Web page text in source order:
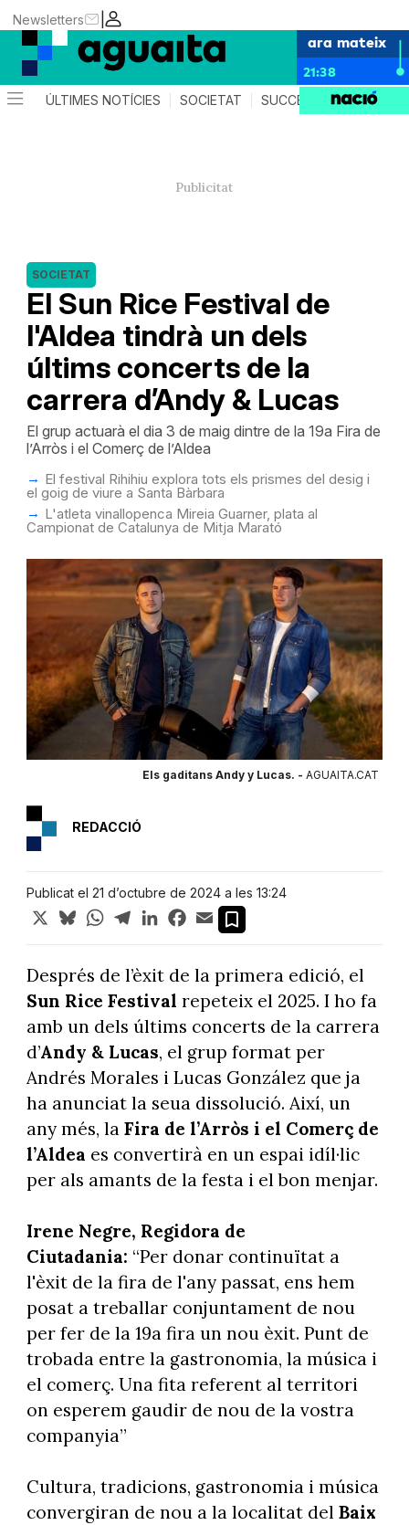
|
Newsletters
ara mateix
21:38
ÚLTIMES NOTÍCIES SOCIETAT SUCCESSOS AGENDA
El Sun Rice Festival de
l'Aldea tindrà un dels
últims concerts de la
carrera d’Andy & Lucas
SOCIETAT
El grup actuarà el dia 3 de maig dintre de la 19a Fira de
l’Arròs i el Comerç de l’Aldea
El festival Rihihiu explora tots els prismes del desig i
el goig de viure a Santa Bàrbara
L'atleta vinallopenca Mireia Guarner, plata al
Campionat de Catalunya de Mitja Marató
Els gaditans Andy y Lucas. - AGUAITA.CAT
REDACCIÓ
Publicat el 21 d’octubre de 2024 a les 13:24
X BlueskyWhatsApp
TelegramLinkedInFacebook
Email
Després de l’èxit de la primera edició, el
Sun Rice Festival repeteix el 2025. I ho fa
amb un dels últims concerts de la carrera
d’Andy & Lucas, el grup format per
Andrés Morales i Lucas González que ja
ha anunciat la seua dissolució. Així, un
any més, la Fira de l’Arròs i el Comerç de
l’Aldea es convertirà en un espai idíl·lic
per als amants de la festa i el bon menjar.
Irene Negre, Regidora de
Ciutadania: “Per donar continuïtat a
l'èxit de la fira de l'any passat, ens hem
posat a treballar conjuntament de nou
per fer de la 19a fira un nou èxit. Punt de
trobada entre la gastronomia, la música i
el comerç. Una fita referent al territori
on esperem gaudir de nou de la vostra
companyia”
Cultura, tradicions, gastronomia i música
convergiran de nou a la localitat del Baix